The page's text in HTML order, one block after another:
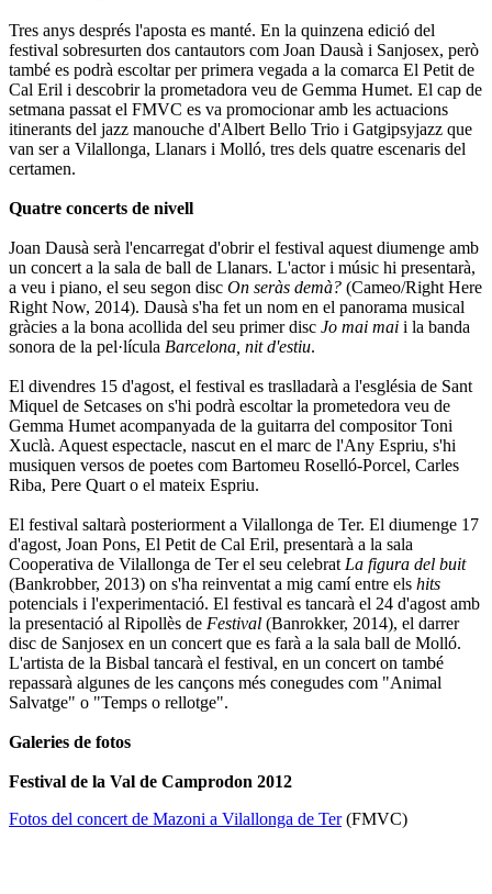
Tres anys després l'aposta es manté. En la quinzena edició del
festival sobresurten dos cantautors com Joan Dausà i Sanjosex, però
també es podrà escoltar per primera vegada a la comarca El Petit de
Cal Eril i descobrir la prometadora veu de Gemma Humet. El cap de
setmana passat el FMVC es va promocionar amb les actuacions
itinerants del jazz manouche d'Albert Bello Trio i Gatgipsyjazz que
van ser a Vilallonga, Llanars i Molló, tres dels quatre escenaris del
certamen.
Quatre concerts de nivell
Joan Dausà serà l'encarregat d'obrir el festival aquest diumenge amb
un concert a la sala de ball de Llanars. L'actor i músic hi presentarà,
a veu i piano, el seu segon disc On seràs demà? (Cameo/Right Here
Right Now, 2014). Dausà s'ha fet un nom en el panorama musical
gràcies a la bona acollida del seu primer disc Jo mai mai i la banda
sonora de la pel·lícula Barcelona, nit d'estiu.
El divendres 15 d'agost, el festival es traslladarà a l'església de Sant
Miquel de Setcases on s'hi podrà escoltar la prometedora veu de
Gemma Humet acompanyada de la guitarra del compositor Toni
Xuclà. Aquest espectacle, nascut en el marc de l'Any Espriu, s'hi
musiquen versos de poetes com Bartomeu Roselló-Porcel, Carles
Riba, Pere Quart o el mateix Espriu.
El festival saltarà posteriorment a Vilallonga de Ter. El diumenge 17
d'agost, Joan Pons, El Petit de Cal Eril, presentarà a la sala
Cooperativa de Vilallonga de Ter el seu celebrat La figura del buit
(Bankrobber, 2013) on s'ha reinventat a mig camí entre els hits
potencials i l'experimentació. El festival es tancarà el 24 d'agost amb
la presentació al Ripollès de Festival (Banrokker, 2014), el darrer
disc de Sanjosex en un concert que es farà a la sala ball de Molló.
L'artista de la Bisbal tancarà el festival, en un concert on també
repassarà algunes de les cançons més conegudes com "Animal
Salvatge" o "Temps o rellotge".
Galeries de fotos
Festival de la Val de Camprodon 2012
Fotos del concert de Mazoni a Vilallonga de Ter(FMVC)